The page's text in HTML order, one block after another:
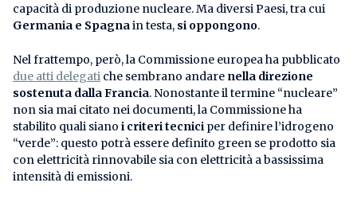
capacità di produzione nucleare. Ma diversi Paesi, tra cui
Germania e Spagnain testa, si oppongono.
Nel frattempo, però, la Commissione europea ha pubblicato
due atti delegati che sembrano andare nella direzione
sostenuta dalla Francia. Nonostante il termine “nucleare”
non sia mai citato nei documenti, la Commissione ha
stabilito quali siano i criteri tecnici per definire l’idrogeno
“verde”: questo potrà essere definito green se prodotto sia
con elettricità rinnovabile sia con elettricità a bassissima
intensità di emissioni.